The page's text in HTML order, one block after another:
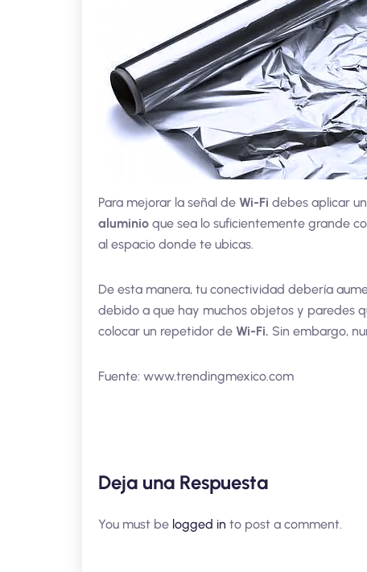
Para mejorar la señal de Wi-Fi debes aplicar
aluminio que sea lo suficientemente grande
al espacio donde te ubicas.
De esta manera, tu conectividad debería
debido a que hay muchos objetos y paredes
colocar un repetidor de Wi-Fi. Sin embargo,
Fuente: www.trendingmexico.com
Deja una Respuesta
You must be logged in to post a comment.